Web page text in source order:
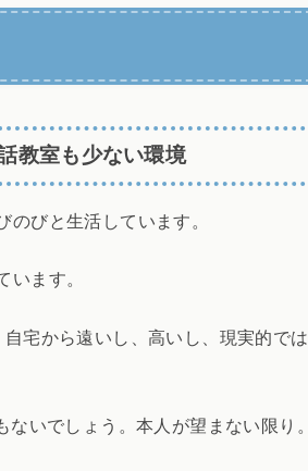
教室も少ない環境
びと生活しています。
います。
宅から遠いし、高いし、現実的では
いでしょう。本人が望まない限り。